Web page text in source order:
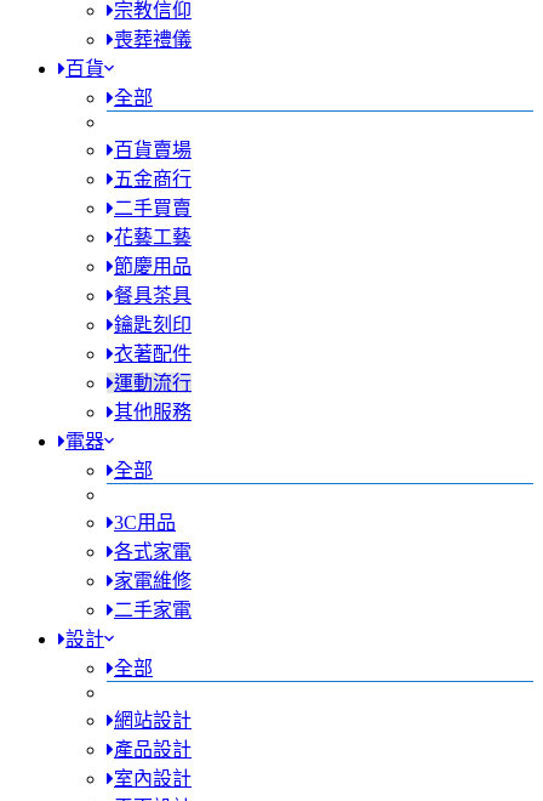
宗教信仰
喪葬禮儀
百貨
全部
百貨賣場
五金商行
二手買賣
花藝工藝
節慶用品
餐具茶具
鑰匙刻印
衣著配件
運動流行
其他服務
電器
全部
3C用品
各式家電
家電維修
二手家電
設計
全部
網站設計
產品設計
室內設計